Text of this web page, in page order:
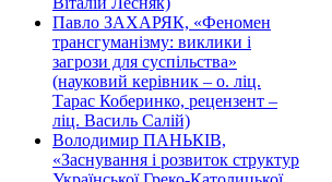
Павло ЗАХАРЯК, «Феномен
трансгуманізму: виклики і
загрози для суспільства»
(науковий керівник – о. ліц.
Тарас Коберинко, рецензент –
ліц. Василь Салій)
Володимир ПАНЬКІВ,
«Заснування і розвиток структур